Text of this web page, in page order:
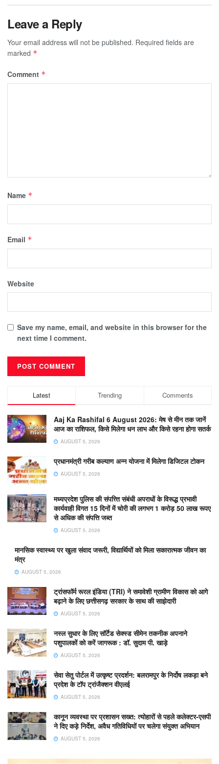
Leave a Reply
Your email address will not be published. Required fields are
marked *
Comment *
Name *
Email *
Website
Save my name, email, and website in this browser for the
next time I comment.
Latest Trending Comments
Aaj Ka Rashifal 6 August 2026: मेष से मीन तक जानें
आज का राशिफल, किसे मिलेगा धन लाभ और किसे रहना होगा सतर्क
AUGUST 5, 2026
प्रधानमंत्री गरीब कल्याण अन्न योजना में मिलेगा डिजिटल टोकन
AUGUST 5, 2026
मध्यप्रदेश पुलिस की संपत्त्ति संबंधी अपराधों के विरूद्ध प्रभावी
कार्यवाही विगत 15 दिनों में चोरी की लगभग 1 करोड़ 50 लाख रूपए
से अधिक की संपत्ति जब्‍त
AUGUST 5, 2026
मानसिक स्वास्थ्य पर खुला संवाद जरूरी, विद्यार्थियों को मिला सकारात्मक जीवन का
मंत्र
AUGUST 5, 2026
ट्रांसफॉर्म रूरल इंडिया (TRI) ने समावेशी ग्रामीण विकास को आगे
बढ़ाने के लिए छत्तीसगढ़ सरकार के साथ की साझेदारी
AUGUST 5, 2026
नस्ल सुधार के लिए सॉर्टेड सेक्स्ड सीमेन तकनीक अपनाने
पशुपालकों को करें जागरूक : डॉ. सुदाम पी. खाड़े
AUGUST 5, 2026
सेवा सेतु पोर्टल में उत्कृष्ट प्रदर्शन: बलरामपुर के निर्दोष लकड़ा बने
प्रदेश के टॉप ट्रांजैक्शन वीएलई
AUGUST 5, 2026
कानून व्यवस्था पर प्रशासन सख्त: त्योहारों से पहले कलेक्टर-एसपी
ने दिए कड़े निर्देश, अवैध गतिविधियों पर चलेगा संयुक्त अभियान
AUGUST 5, 2026